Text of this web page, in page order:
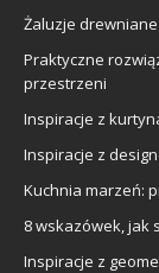
Żaluzje
Praktyczne
przestrzeni
Inspiracje z
Inspiracje z
Kuchnia marzeń:
8 wskazówek, jak
Inspiracje z